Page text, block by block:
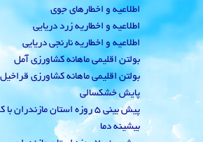
اطلاعیه و اخطارهای جوی
اطلاعیه و اخطاریه زرد دریایی
اطلاعیه و اخطاریه نارنجی دریایی
بولتن اقلیمی ماهانه کشاورزی آمل
بولتن اقلیمی ماهانه کشاورزی قراخیل
پایش خشکسالی
پیش بینی 5 روزه استان مازندران
بیشینه دما